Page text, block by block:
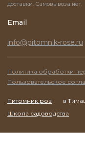
доставки. Самовывоза нет.
Email
info@pitomnik-rose.ru
Политика обработки
Пользовательское
Питомник роз
в
Школа садоводства